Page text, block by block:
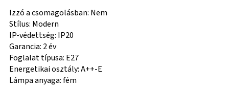
Izzó a csomagolásban: Nem
Stílus: Modern
IP-védettség: IP20
Garancia: 2 év
Foglalat típusa: E27
Energetikai osztály: A++-E
Lámpa anyaga: fém